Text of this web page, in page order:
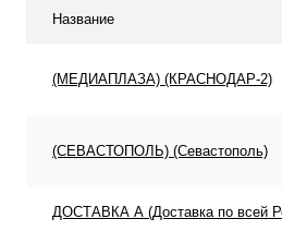
Название
(МЕДИАПЛАЗА) (КРАСНОДАР-2)
(СЕВАСТОПОЛЬ) (Севастополь)
ДОСТАВКА А (Доставка по всей